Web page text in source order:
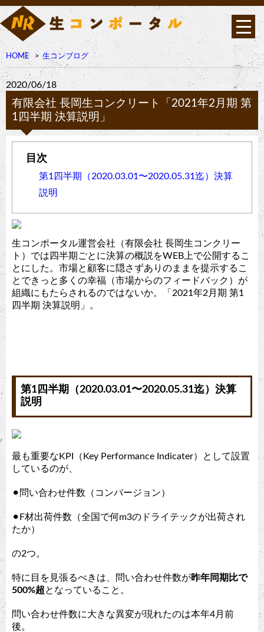
HOME 生コンブログ
2020/06/18
有限会社 長岡生コンクリート「2021年2月期 第
1四半期 決算説明」
第1四半期（2020.03.01〜2020.05.31迄）決算
説明
生コンポータル運営会社（有限会社 長岡生コンクリー
ト）では四半期ごとに決算の概説をWEB上で公開するこ
とにした。市場と顧客に隠さずありのままを提示するこ
とできっと多くの幸福（市場からのフィードバック）が
組織にもたらされるのではないか。「2021年2月期 第1
四半期 決算説明」。
第1四半期（2020.03.01〜2020.05.31迄）決算
説明
最も重要なKPI（Key Performance Indicater）として設置
しているのが、
⚫︎問い合わせ件数（コンバージョン）
⚫︎F材出荷件数（全国で何m3のドライテックが出荷され
たか）
の2つ。
特に目を見張るべきは、問い合わせ件数が昨年同期比で
500%超となっていること。
問い合わせ件数に大きな異変が現れたのは本年4月前
後。